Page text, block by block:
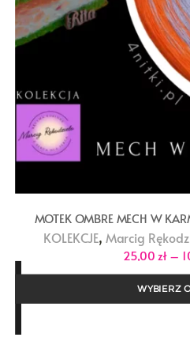
MOTEK OMBRE MECH W
KOLEKCJE, Marcig
25,00 zł –
WYBIERZ